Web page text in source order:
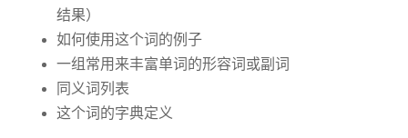
结果）
如何使用这个词的例子
一组常用来丰富单词的形容词或副词
同义词列表
这个词的字典定义